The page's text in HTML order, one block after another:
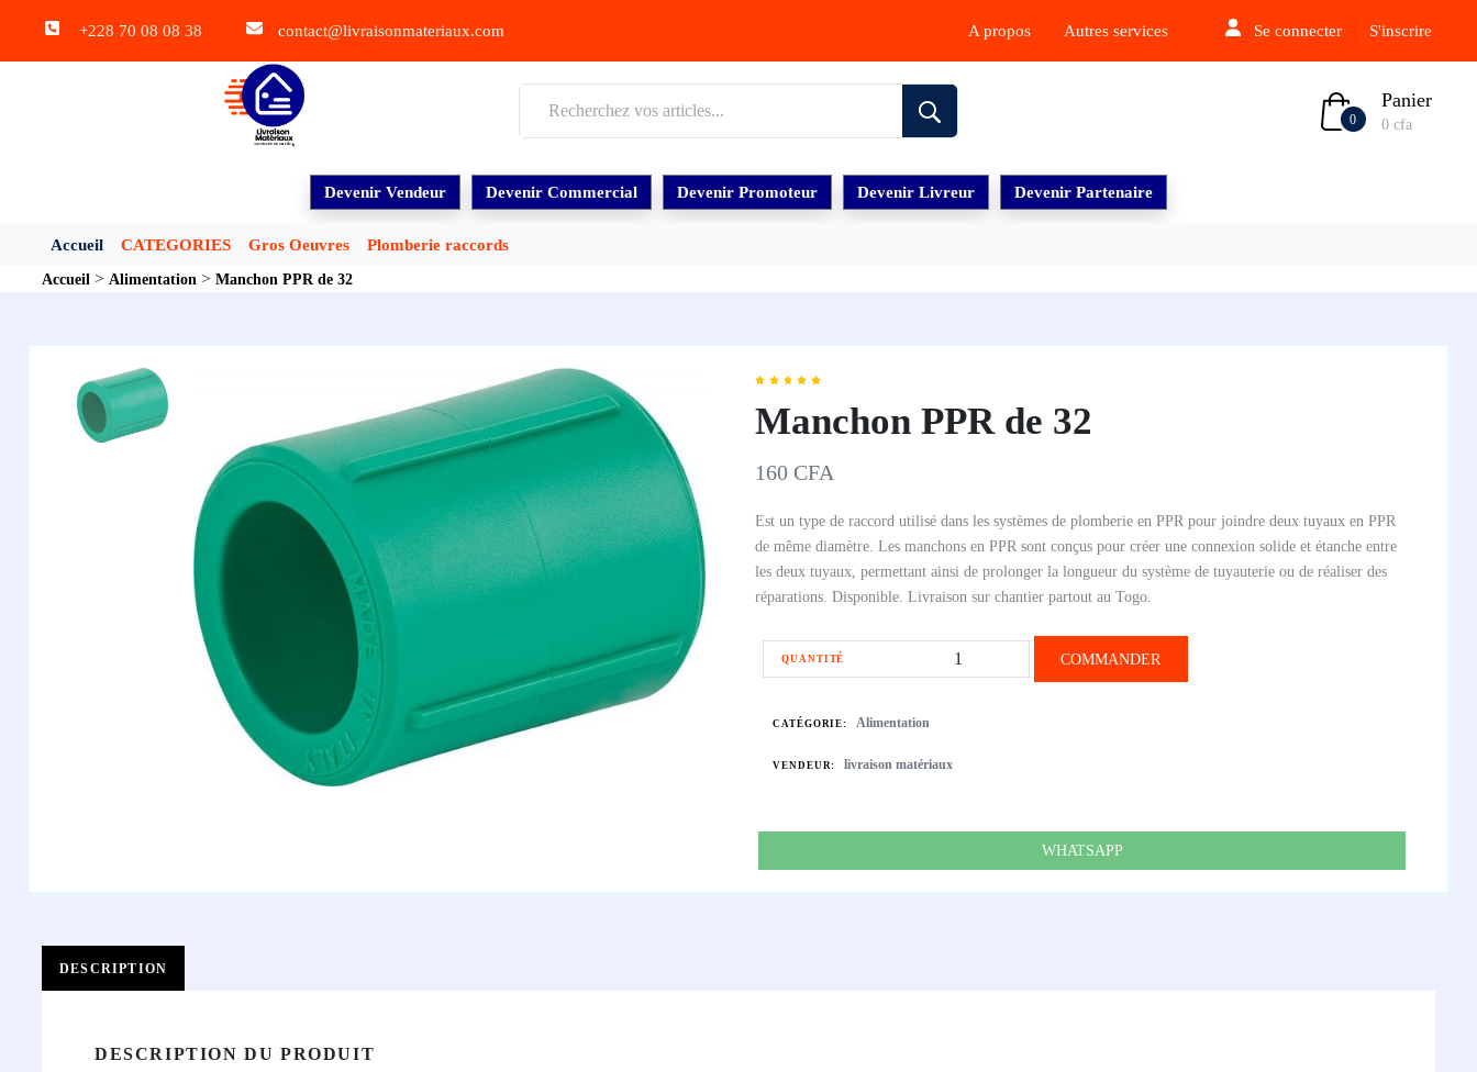
+228 70 08 08 38 contact@livraisonmateriaux.com A propos Autres services Se connecter S'inscrire
0
Panier
0 cfa
Devenir Vendeur Devenir Commercial Devenir Promoteur Devenir Livreur Devenir Partenaire
Accueil CATEGORIES Gros Oeuvres Plomberie raccords
Accueil > Alimentation > Manchon PPR de 32
Manchon PPR de 32
160 CFA
Est un type de raccord utilisé dans les systèmes de plomberie en PPR pour joindre deux tuyaux en PPR
de même diamètre. Les manchons en PPR sont conçus pour créer une connexion solide et étanche entre
les deux tuyaux, permettant ainsi de prolonger la longueur du système de tuyauterie ou de réaliser des
réparations. Disponible. Livraison sur chantier partout au Togo.
QUANTITÉ COMMANDER
CATÉGORIE: Alimentation
VENDEUR: livraison matériaux
WHATSAPP
DESCRIPTION
DESCRIPTION DU PRODUIT